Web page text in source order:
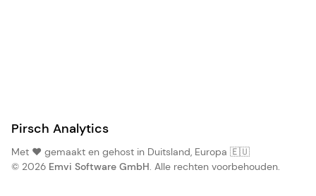
Pirsch Analytics
Met ❤️ gemaakt en gehost in Duitsland, Europa 🇪🇺
© 2026 Emvi Software GmbH. Alle rechten voorbehouden.